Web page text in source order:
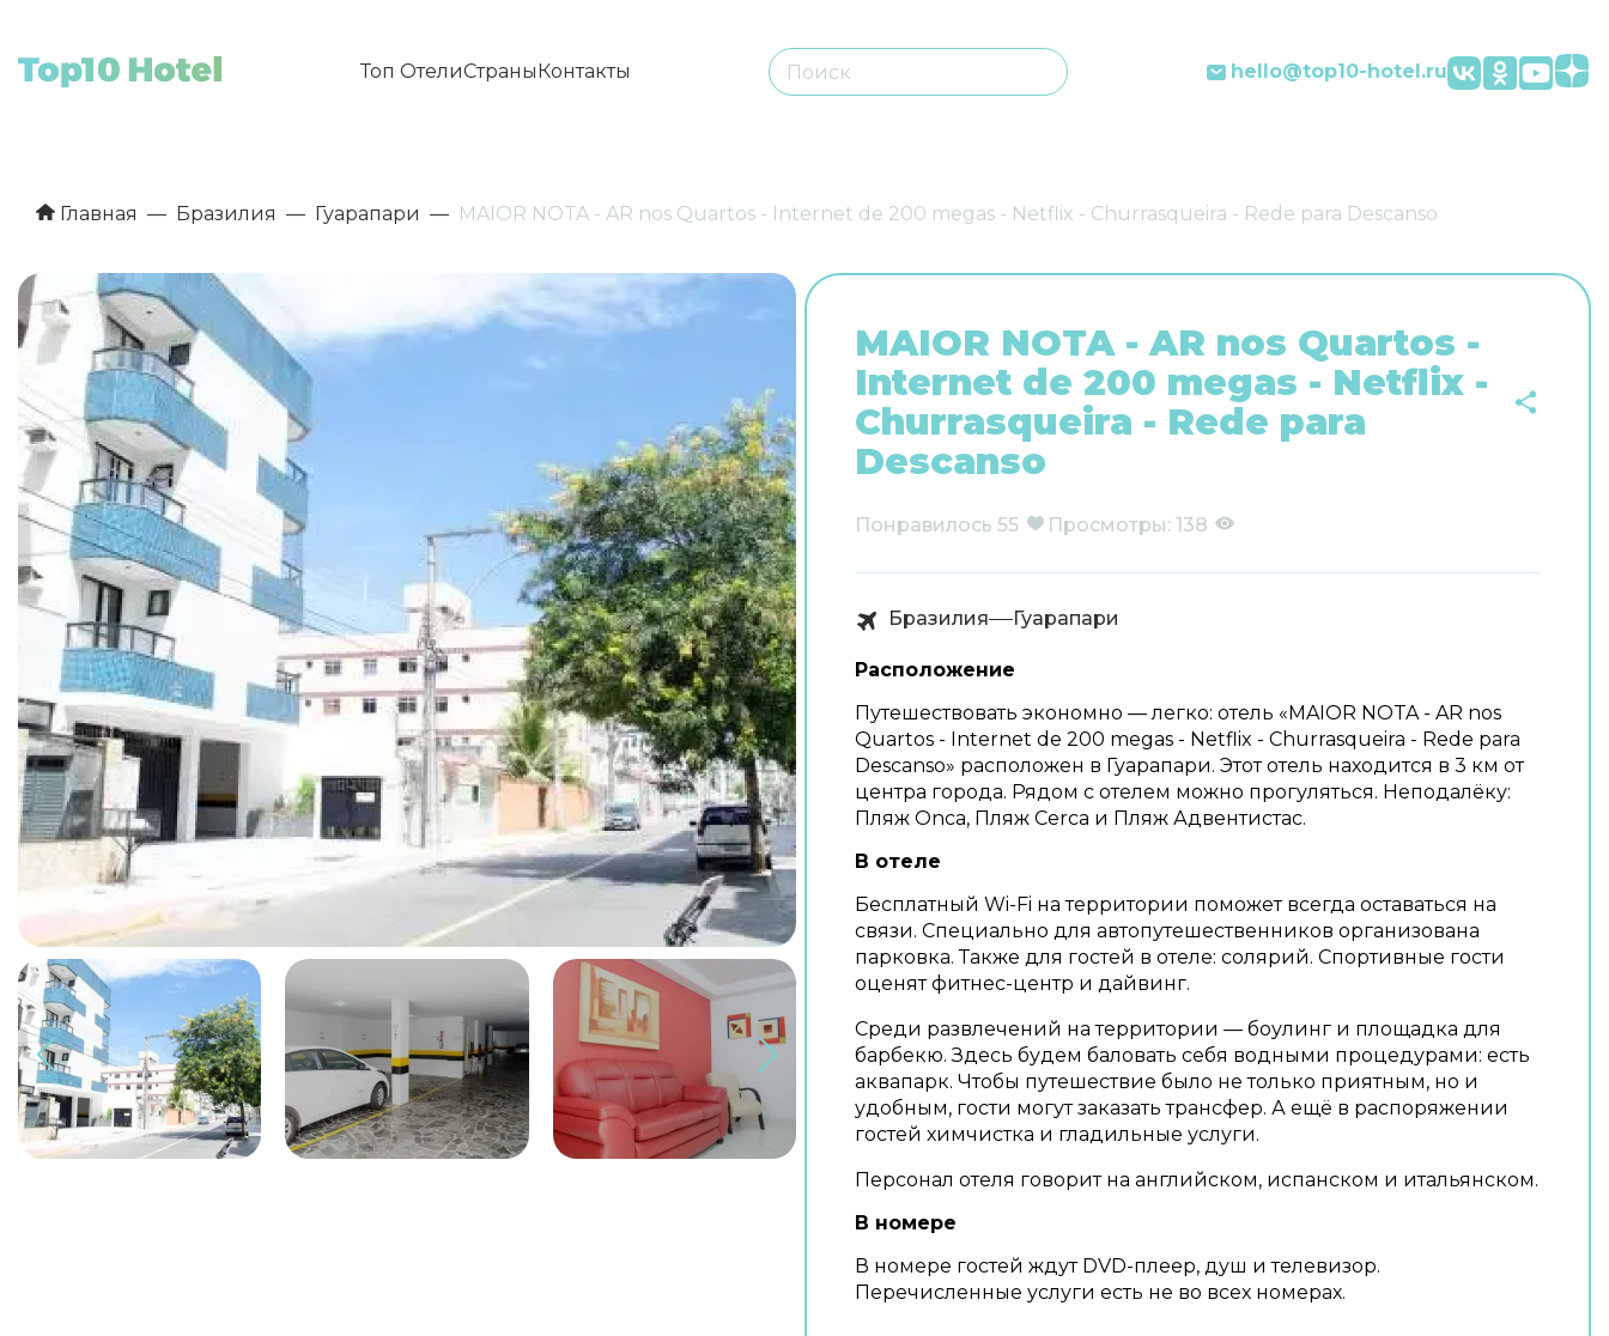
Топ ОтелиСтраныКонтакты hello@top10-hotel.ru
Главная Бразилия Гуарапари MAIOR NOTA - AR nos Quartos - Internet de 200 megas - Netflix - Churrasqueira - Rede para Descanso
MAIOR NOTA - AR nos Quartos -
Internet de 200 megas - Netflix -
Churrasqueira - Rede para
Descanso
Понравилось 55 Просмотры: 138
Бразилия Гуарапари
Расположение
Путешествовать экономно — легко: отель «MAIOR NOTA - AR nos
Quartos - Internet de 200 megas - Netflix - Churrasqueira - Rede para
Descanso» расположен в Гуарапари. Этот отель находится в 3 км от
центра города. Рядом с отелем можно прогуляться. Неподалёку:
Пляж Onca, Пляж Cerca и Пляж Адвентистас.
В отеле
Бесплатный Wi-Fi на территории поможет всегда оставаться на
связи. Специально для автопутешественников организована
парковка. Также для гостей в отеле: солярий. Спортивные гости
оценят фитнес-центр и дайвинг.
Среди развлечений на территории — боулинг и площадка для
барбекю. Здесь будем баловать себя водными процедурами: есть
аквапарк. Чтобы путешествие было не только приятным, но и
удобным, гости могут заказать трансфер. А ещё в распоряжении
гостей химчистка и гладильные услуги.
Персонал отеля говорит на английском, испанском и итальянском.
В номере
В номере гостей ждут DVD-плеер, душ и телевизор.
Перечисленные услуги есть не во всех номерах.